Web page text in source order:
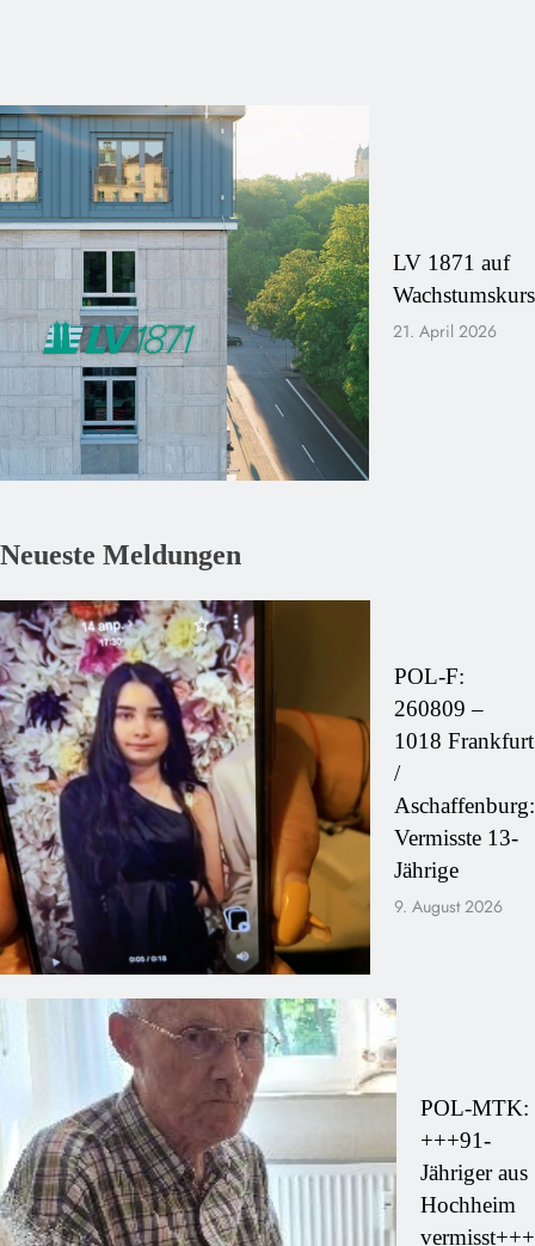
LV 1871 auf
Wachstumskurs
21. April 2026
Neueste Meldungen
POL-F:
260809 –
1018 Frankfurt
/
Aschaffenburg:
Vermisste 13-
Jährige
9. August 2026
POL-MTK:
+++91-
Jähriger aus
Hochheim
vermisst+++